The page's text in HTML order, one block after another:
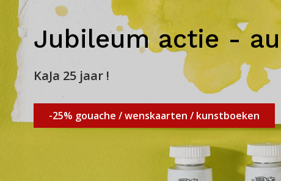
Jubileum actie -
KaJa 25 jaar !
-25% gouache / wenskaarten / kunstboeken